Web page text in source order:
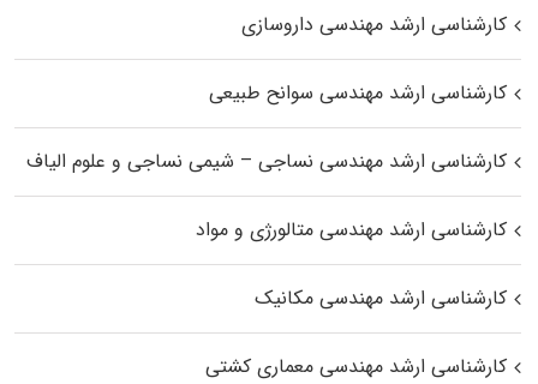
کارشناسی ارشد مهندسی داروسازی
کارشناسی ارشد مهندسی سوانح طبیعی
کارشناسی ارشد مهندسی نساجی – شیمی نساجی و علوم الیاف
کارشناسی ارشد مهندسی متالورژی و مواد
کارشناسی ارشد مهندسی مکانیک
کارشناسی ارشد مهندسی معماری کشتی